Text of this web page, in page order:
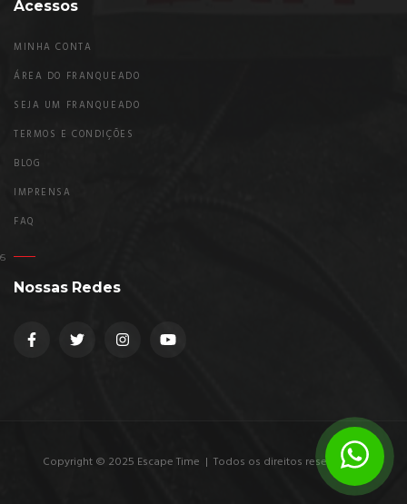
Acessos
MINHA CONTA
ÁREA DO FRANQUEADO
SEJA UM FRANQUEADO
TERMOS E CONDIÇÕES
BLOG
IMPRENSA
FAQ
Nossas Redes
Copyright © 2025 Escape Time | Todos os direitos reservados.